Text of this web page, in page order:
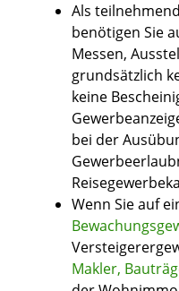
Als
benötigen Sie
Messen,
grundsätzlich
keine
bei der
Wenn Sie auf
Makler,